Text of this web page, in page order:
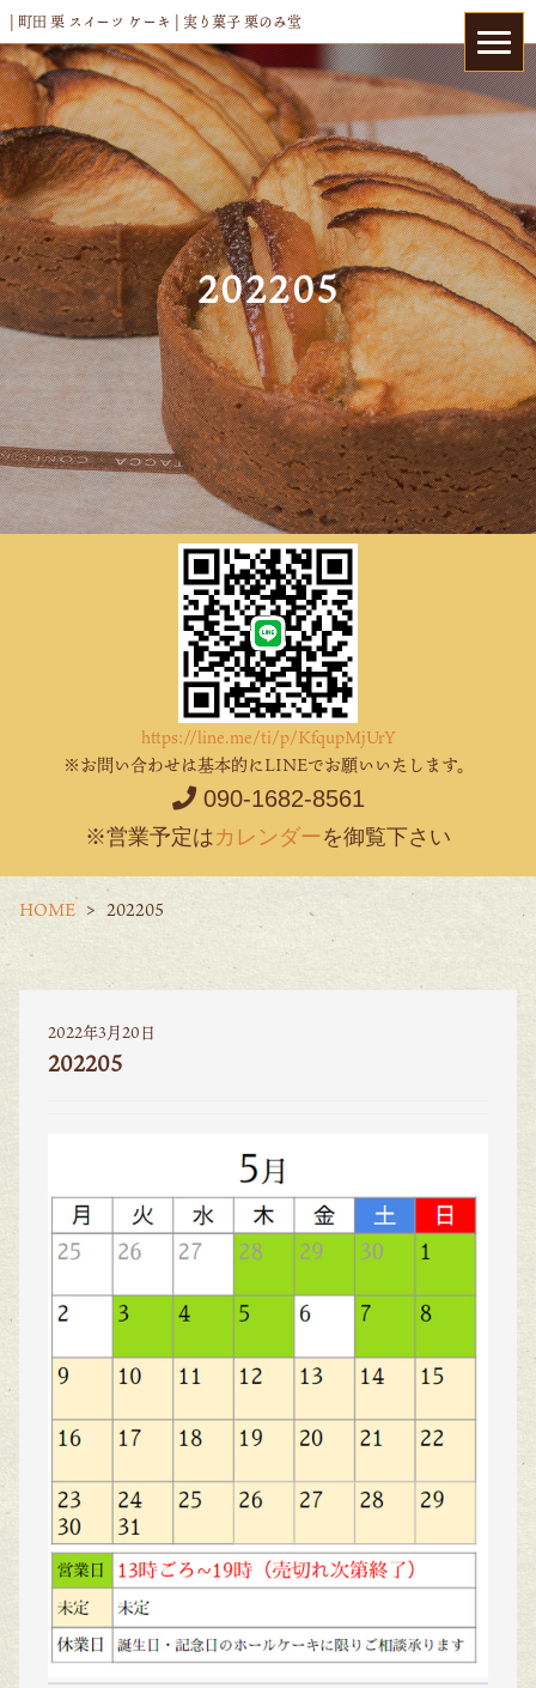
| 町田 栗 スイーツ ケーキ | 実り菓子 栗のみ堂
202205
https://line.me/ti/p/KfqupMjUrY
※お問い合わせは基本的にLINEでお願いいたします。
090-1682-8561
※営業予定はカレンダーを御覧下さい
HOME 202205
2022年3月20日
202205